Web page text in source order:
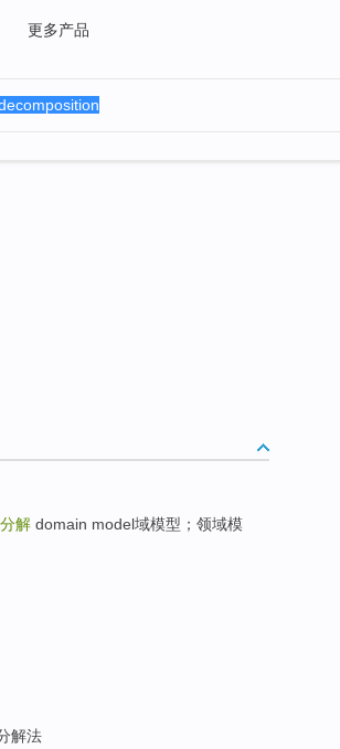
更多产品
解 domain model域模型；领域模
解法